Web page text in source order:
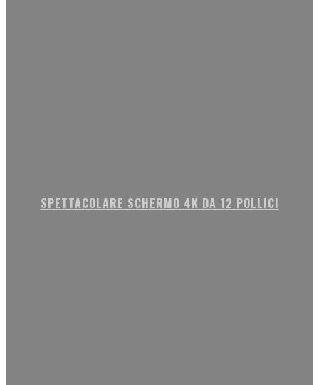
SPETTACOLARE SCHERMO 4K DA 12 POLLICI